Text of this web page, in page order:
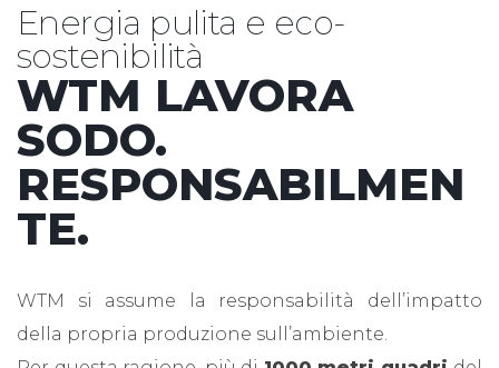
Energia pulita e eco-
sostenibilità
WTM LAVORA
SODO.
RESPONSABILMEN
TE.
WTM si assume la responsabilità dell’impatto
della propria produzione sull’ambiente.